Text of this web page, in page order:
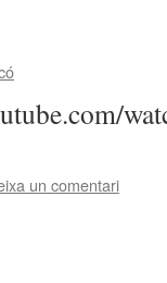
un comentari